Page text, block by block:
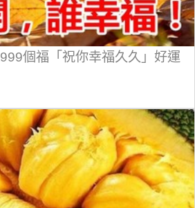
個福「祝你幸福久久」好運